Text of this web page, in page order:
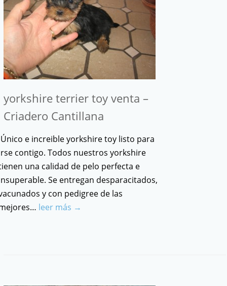
yorkshire terrier toy venta –
Criadero Cantillana
e increible yorkshire toy listo para
contigo. Todos nuestros yorkshire
una calidad de pelo perfecta e
Se entregan desparacitados,
y con pedigree de las
leer más →